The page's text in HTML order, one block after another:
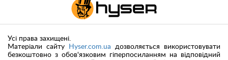
Усі права захищені.
Матеріали сайту
Hyser.com.ua дозволяється використовувати
безкоштовно з обов'язковим гіперпосиланням на відповідний